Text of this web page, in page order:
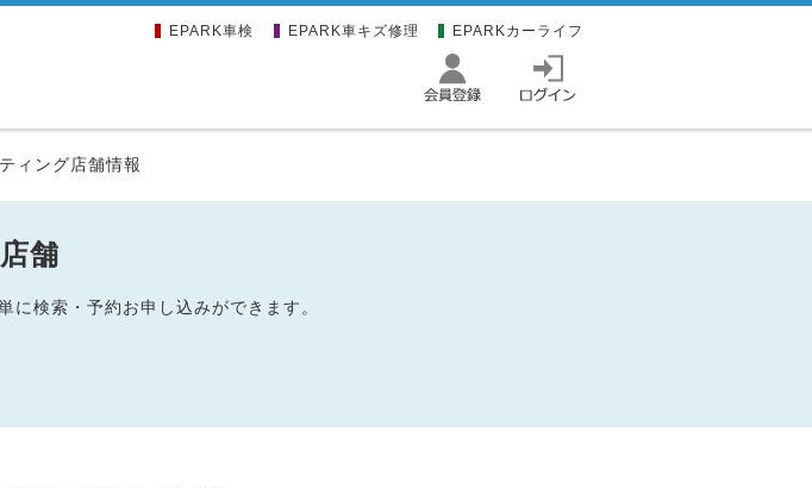
EPARK車検 EPARK車キズ修理 EPARKカーライフ
ィング店舗情報
舗
検索・予約お申し込みができます。